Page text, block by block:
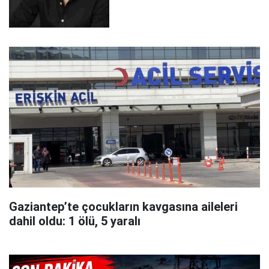
Gaziantep’te çocukların kavgasına aileleri
dahil oldu: 1 ölü, 5 yaralı